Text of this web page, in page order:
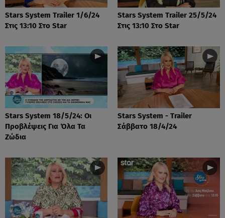
Stars System Trailer 1/6/24
Στις 13:10 Στο Star
Stars System Trailer 25/5/24
Στις 13:10 Στο Star
Stars System 18/5/24: Οι
Προβλέψεις Για Όλα Τα
Ζώδια
Stars System - Trailer
Σάββατο 18/4/24